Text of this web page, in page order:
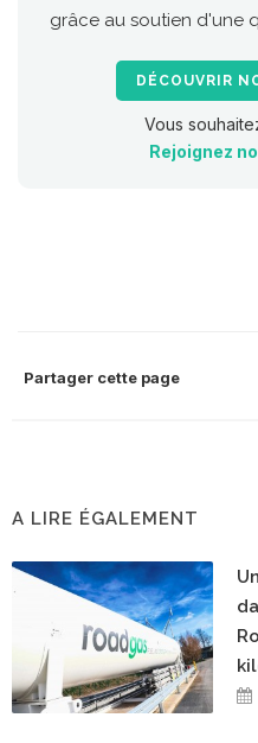
grâce au soutien d'une
DÉCOUVRIR
Vous
Rejoignez
Partager cette page
A LIRE ÉGALEMENT